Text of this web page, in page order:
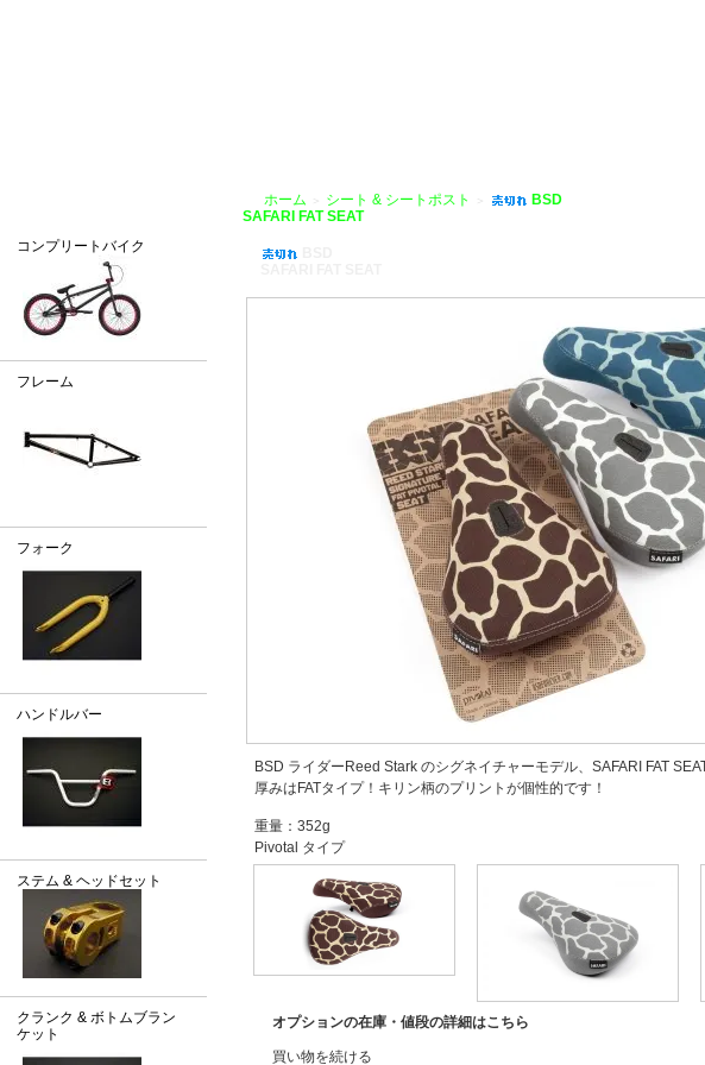
コンプリートバイク
フレーム
フォーク
ハンドルバー
ステム & ヘッドセット
クランク & ボトムブラン
ケット
ホーム シート & シートポスト
BSD
SAFARI FAT SEAT
BSD ライダーReed Stark のシグネイチャーモデル、SAFARI FAT
厚みはFATタイプ！キリン柄のプリントが個性的です！
重量：352g
Pivotal タイプ
オプションの在庫・値段の詳細はこちら
買い物を続ける